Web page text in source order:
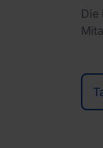
Die